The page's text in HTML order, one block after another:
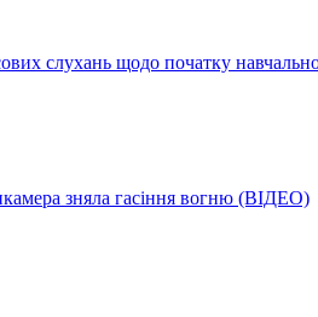
слухань щодо початку
зняла гасіння вогню (ВІДЕО)